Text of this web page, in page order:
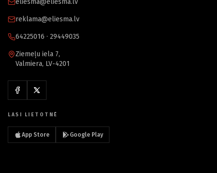
eliesma@eliesma.lv
reklama@eliesma.lv
64225016 · 29449035
Ziemeļu iela 7,
Valmiera, LV-4201
LASI LIETOTNĒ
App Store Google Play